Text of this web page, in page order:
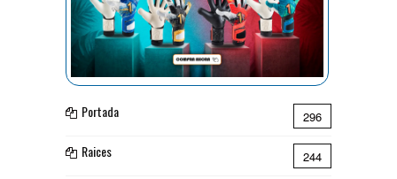
Portada 296
Raices 244